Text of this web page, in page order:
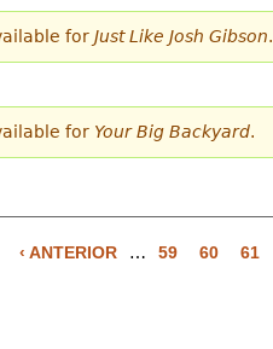
for Just Like Josh Gibson.
for Your Big Backyard.
‹ ANTERIOR … 59 60 61